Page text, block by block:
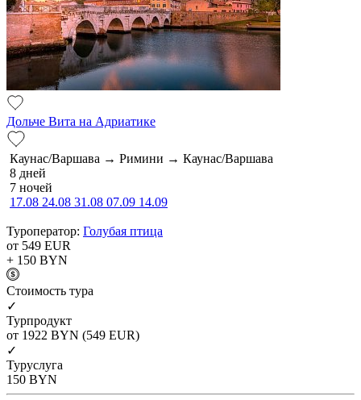
Дольче Вита на Адриатике
Каунас/Варшава → Римини → Каунас/Варшава
8 дней
7 ночей
17.08 24.08 31.08 07.09 14.09
Туроператор: Голубая птица
от 549 EUR
+ 150 BYN
Cтоимость тура
✓
Турпродукт
от 1922 BYN (549 EUR)
✓
Туруслуга
150 BYN